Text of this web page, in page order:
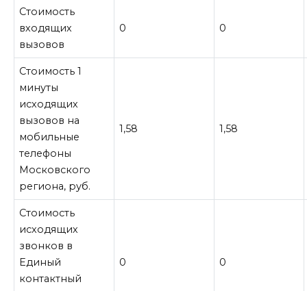
Стоимость
входящих
вызовов
0 0
Стоимость 1
минуты
исходящих
вызовов на
мобильные
телефоны
Московского
региона, руб.
1,58 1,58
Стоимость
исходящих
звонков в
Единый
контактный
0 0